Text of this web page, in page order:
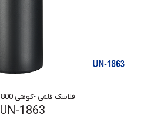
فلاسک قلمی -کوهی 800 میلی لیتر
UN-1863